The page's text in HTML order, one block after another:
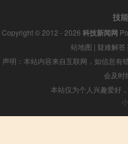
技
Copyright © 2012 - 2026 科技新闻网
站地图 | 疑难解答
声明：本站内容来自互联网，如信息有
会及时
本站仅为个人兴趣爱好